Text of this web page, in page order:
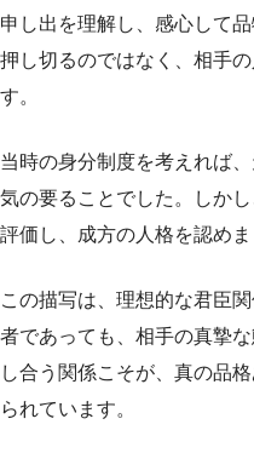
申し出を理解し、感心して
押し切るのではなく、相手
す。
当時の身分制度を考えれば
気の要ることでした。しか
評価し、成方の人格を認めま
この描写は、理想的な君臣
者であっても、相手の真摯
し合う関係こそが、真の品
られています。